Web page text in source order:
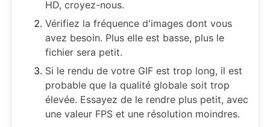
HD, croyez-nous.
Vérifiez la fréquence d'images dont vous
avez besoin. Plus elle est basse, plus le
fichier sera petit.
Si le rendu de votre GIF est trop long, il est
probable que la qualité globale soit trop
élevée. Essayez de le rendre plus petit, avec
une valeur FPS et une résolution moindres.